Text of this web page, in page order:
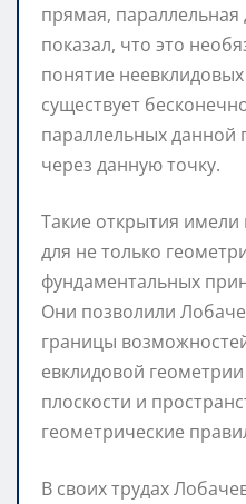
прямая,
показал, что это
понятие
существует
параллельных
через данную точку.
Такие открытия имели
для не только
фундаментальных
Они позволили
границы
евклидовой
плоскости и
геометрические
В своих трудах